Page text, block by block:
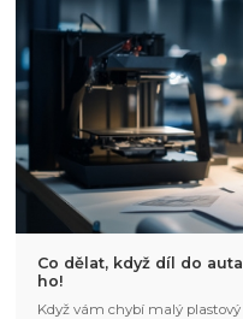
Co dělat, když díl do
ho!
Když vám chybí malý